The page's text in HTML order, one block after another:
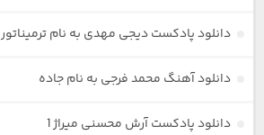
دانلود پادکست دیجی مهدی به نام ترمیناتور 4
دانلود آهنگ محمد فرجی به نام جاده
دانلود پادکست آرش محسنی میراژ 1